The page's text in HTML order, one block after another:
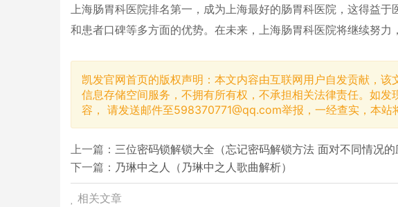
上海肠胃科医院排名第一，成为上海最好的肠胃科医院，这得益
和患者口碑等多方面的优势。在未来，上海肠胃科医院将继续努力
凯发官网首页的版权声明：本文内容由互联网用户自发贡献，
信息存储空间服务，不拥有所有权，不承担相关法律责任。如
容， 请发送邮件至598370771@qq.com举报，一经查实，本站
上一篇： 三位密码锁解锁大全（忘记密码解锁方法 面对不同情况
下一篇： 乃琳中之人（乃琳中之人歌曲解析）
相关文章